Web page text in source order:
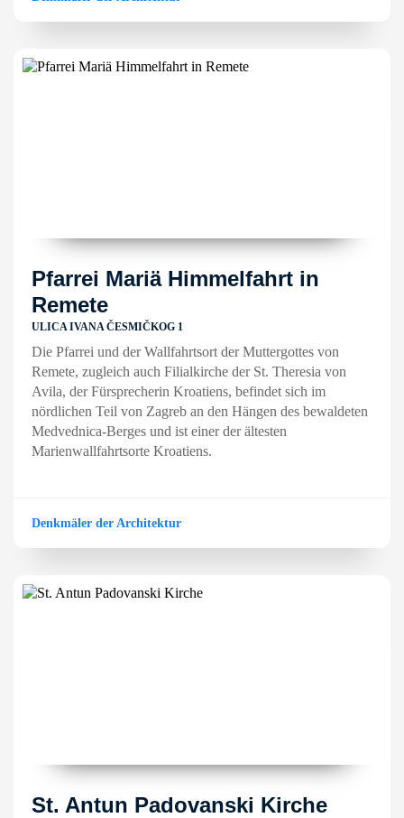
Pfarrei Mariä Himmelfahrt in
Remete
ULICA IVANA ČESMIČKOG 1
Die Pfarrei und der Wallfahrtsort der Muttergottes von
Remete, zugleich auch Filialkirche der St. Theresia von
Avila, der Fürsprecherin Kroatiens, befindet sich im
nördlichen Teil von Zagreb an den Hängen des bewaldeten
Medvednica-Berges und ist einer der ältesten
Marienwallfahrtsorte Kroatiens.
Denkmäler der Architektur
St. Antun Padovanski Kirche